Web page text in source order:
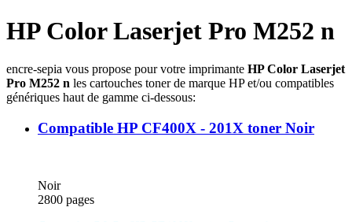
HP Color Laserjet Pro M252 n
encre-sepia vous propose pour votre imprimante HP Color Laserjet
Pro M252 n les cartouches toner de marque HP et/ou compatibles
génériques haut de gamme ci-dessous:
Compatible HP CF400X - 201X toner Noir
Noir
2800 pages